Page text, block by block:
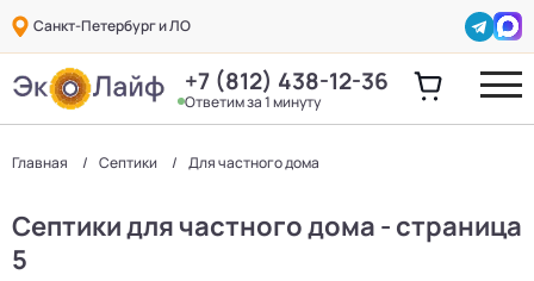
Санкт-Петербург и ЛО
+7 (812) 438-12-36
Ответим за 1 минуту
Главная Септики Для частного дома
Септики для частного дома - страница
5